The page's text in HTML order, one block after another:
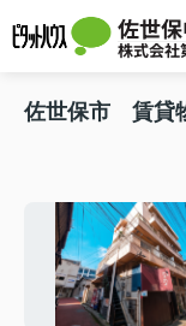
佐世
株式会社
佐世保市 賃貸